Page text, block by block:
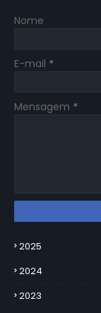
Nome
E-mail *
Mensagem *
2025
2024
2023